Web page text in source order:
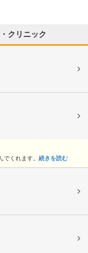
クリニック
くれます。 続きを読む